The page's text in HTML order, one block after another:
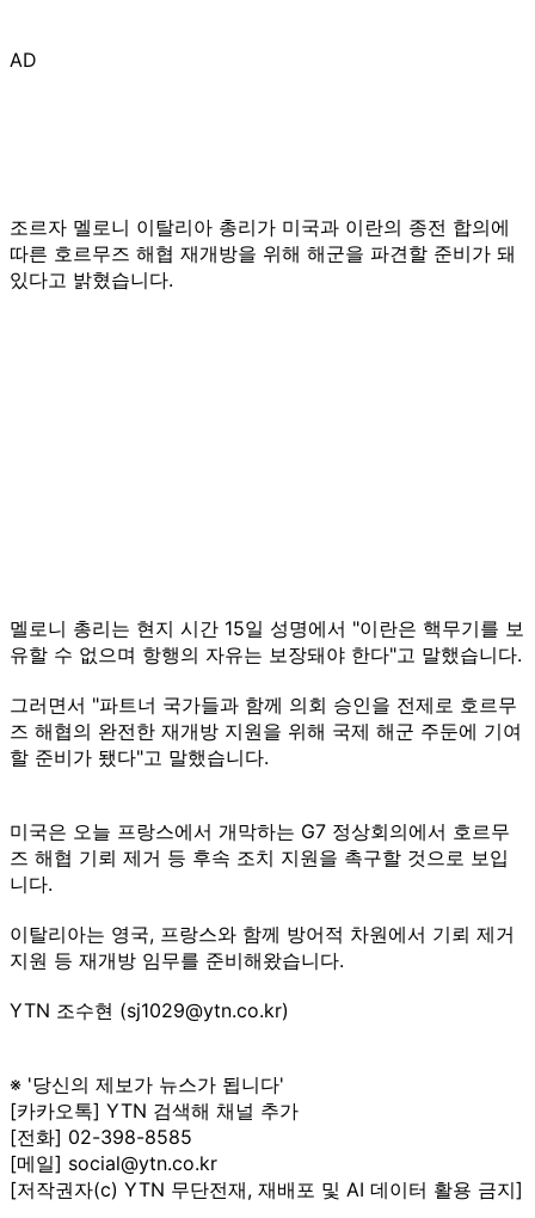
AD
조르자 멜로니 이탈리아 총리가 미국과 이란의 종전 합의에
따른 호르무즈 해협 재개방을 위해 해군을 파견할 준비가 돼
있다고 밝혔습니다.
멜로니 총리는 현지 시간 15일 성명에서 "이란은 핵무기를 보
유할 수 없으며 항행의 자유는 보장돼야 한다"고 말했습니다.
그러면서 "파트너 국가들과 함께 의회 승인을 전제로 호르무
즈 해협의 완전한 재개방 지원을 위해 국제 해군 주둔에 기여
할 준비가 됐다"고 말했습니다.
미국은 오늘 프랑스에서 개막하는 G7 정상회의에서 호르무
즈 해협 기뢰 제거 등 후속 조치 지원을 촉구할 것으로 보입
니다.
이탈리아는 영국, 프랑스와 함께 방어적 차원에서 기뢰 제거
지원 등 재개방 임무를 준비해왔습니다.
YTN 조수현 (sj1029@ytn.co.kr)
※ '당신의 제보가 뉴스가 됩니다'
[카카오톡] YTN 검색해 채널 추가
[전화] 02-398-8585
[메일] social@ytn.co.kr
[저작권자(c) YTN 무단전재, 재배포 및 AI 데이터 활용 금지]